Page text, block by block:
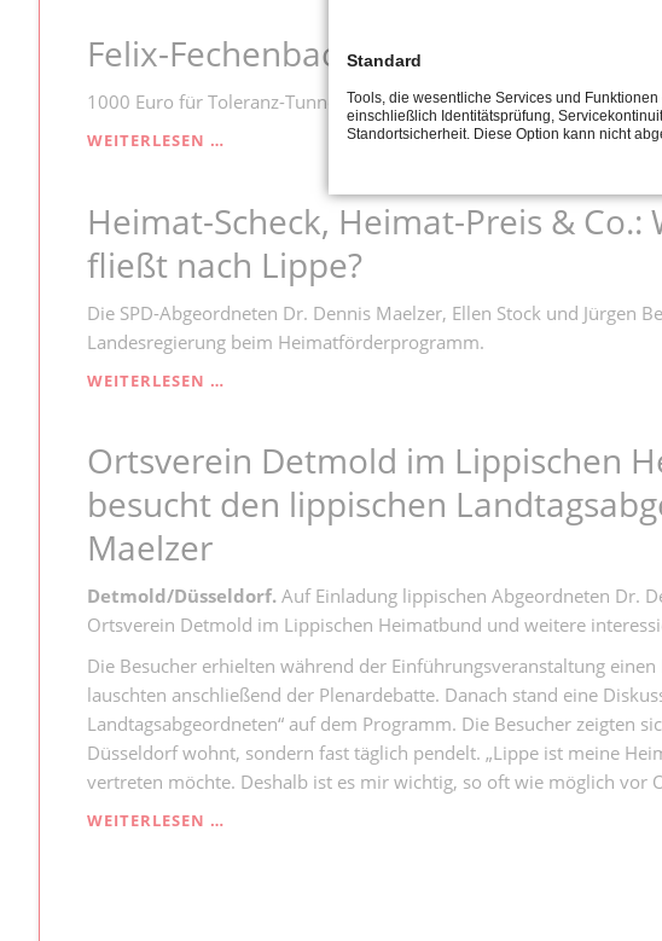
FÖRDERGELDER
Felix-Fechenbach-Stiftung fördert
1000 Euro für Toleranz-Tunnel
WEITERLESEN …
FÖRDERT
VEREINSARBEIT
Heimat-Scheck, Heimat-Preis & Co.:
fließt nach Lippe?
Die SPD-Abgeordneten Dr. Dennis Maelzer, Ellen Stock und Jürgen
Landesregierung beim Heimatförderprogramm.
WEITERLESEN …
PREIS
&
CO.:
WIE
FLIESST N
ACH L
Ortsverein Detmold im Lippischen
besucht den lippischen
Maelzer
Detmold/Düsseldorf. Auf Einladung lippischen Abgeordneten Dr.
Ortsverein Detmold im Lippischen Heimatbund und weitere
Die Besucher erhielten während der Einführungsveranstaltung
lauschten anschließend der Plenardebatte. Danach stand eine
Landtagsabgeordneten“ auf dem Programm. Die Besucher zeigten
Düsseldorf wohnt, sondern fast täglich pendelt. „Lippe ist meine
vertreten möchte. Deshalb ist es mir wichtig, so oft wie möglich vor
WEITERLESEN …
Standard
Tools, die wesentliche Services und
einschließlich Identitätsprüfung,
Standortsicherheit. Diese Option kann nicht